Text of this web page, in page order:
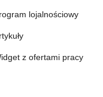
lojalnościowy
z ofertami pracy